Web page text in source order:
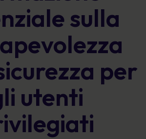
sulla
per
utenti